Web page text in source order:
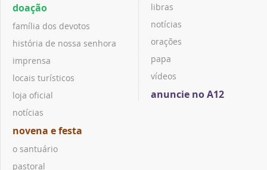
doação
família dos devotos
história de nossa senhora
imprensa
locais turísticos
loja oficial
notícias
novena e festa
o santuário
pastoral
libras
notícias
orações
papa
vídeos
anuncie no A12